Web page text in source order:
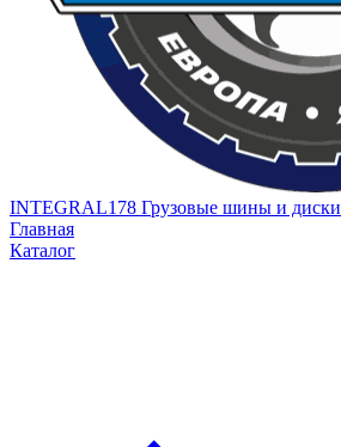
INTEGRAL178 Грузовые шины и диски
Главная
Каталог